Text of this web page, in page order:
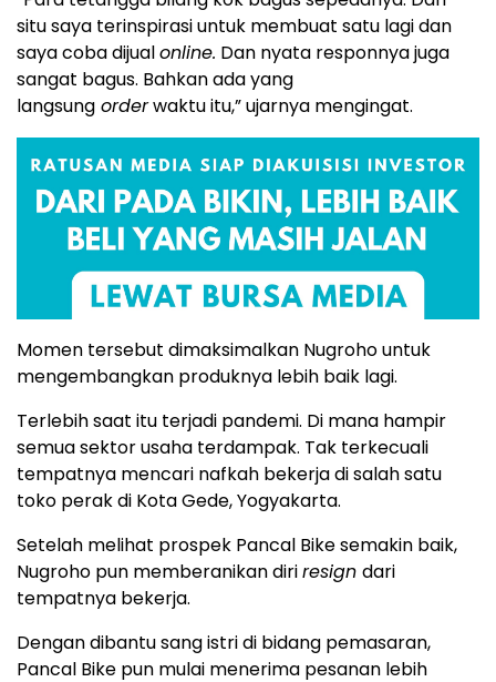
situ saya terinspirasi untuk membuat satu lagi dan
saya coba dijualonline. Dan nyata responnya juga
sangat bagus. Bahkan ada yang
langsung orderwaktu itu,” ujarnya mengingat.
Momen tersebut dimaksimalkan Nugroho untuk
mengembangkan produknya lebih baik lagi.
Terlebih saat itu terjadi pandemi. Di mana hampir
semua sektor usaha terdampak. Tak terkecuali
tempatnya mencari nafkah bekerja di salah satu
toko perak di Kota Gede, Yogyakarta.
Setelah melihat prospek Pancal Bike semakin baik,
Nugroho pun memberanikan diriresign dari
tempatnya bekerja.
Dengan dibantu sang istri di bidang pemasaran,
Pancal Bike pun mulai menerima pesanan lebih